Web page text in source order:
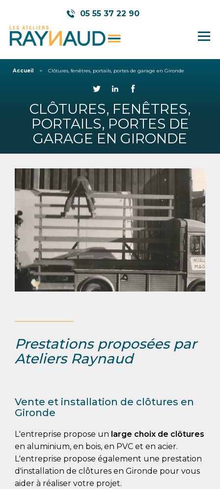
05 55 37 22 90
Accueil Clôtures, fenêtres, portails, portes de garage en Gironde
CLÔTURES, FENÊTRES,
PORTAILS, PORTES DE
GARAGE EN GIRONDE
Prestations proposées par
Ateliers Raynaud
Vente et installation de clôtures en
Gironde
L'entreprise propose un large choix de clôtures
en aluminium, en bois, en PVC et en acier.
L'entreprise propose également une prestation
d'installation de clôtures en Gironde pour vous
aider à réaliser votre projet.